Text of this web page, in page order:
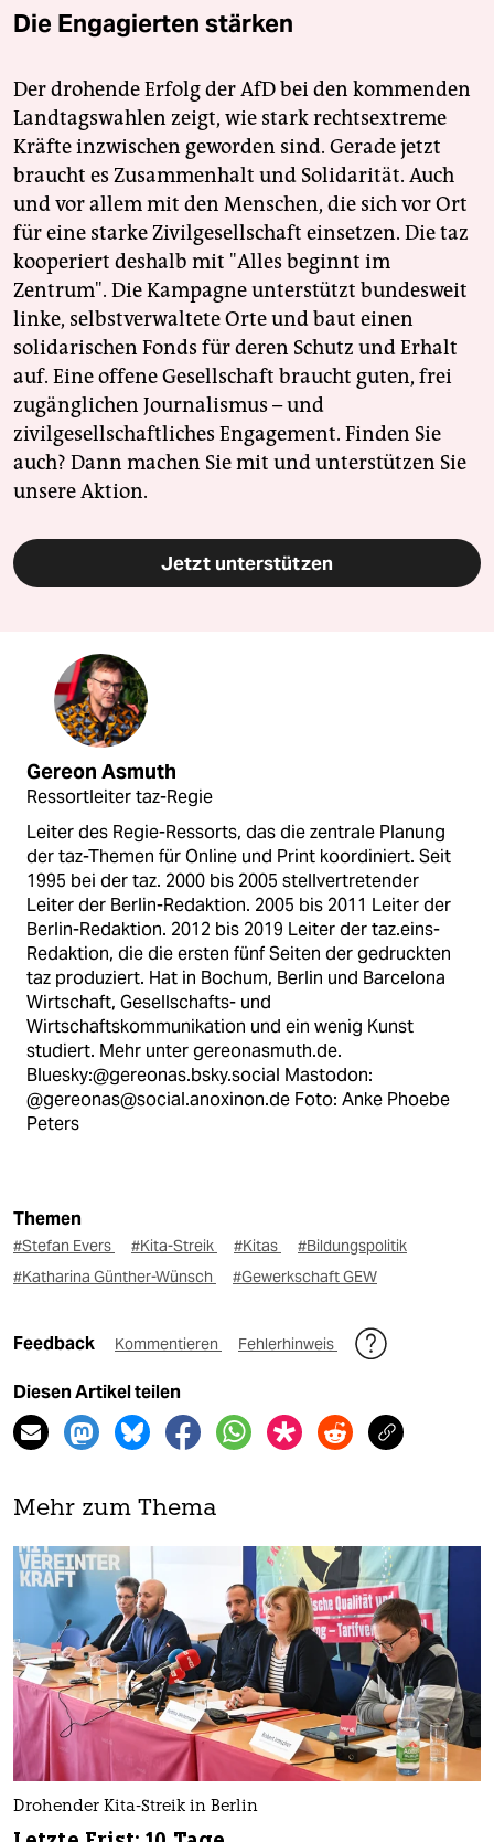
Die Engagierten stärken
Der drohende Erfolg der AfD bei den kommenden
Landtagswahlen zeigt, wie stark rechtsextreme
Kräfte inzwischen geworden sind. Gerade jetzt
braucht es Zusammenhalt und Solidarität. Auch
und vor allem mit den Menschen, die sich vor Ort
für eine starke Zivilgesellschaft einsetzen. Die taz
kooperiert deshalb mit "Alles beginnt im
Zentrum". Die Kampagne unterstützt bundesweit
linke, selbstverwaltete Orte und baut einen
solidarischen Fonds für deren Schutz und Erhalt
auf. Eine offene Gesellschaft braucht guten, frei
zugänglichen Journalismus – und
zivilgesellschaftliches Engagement. Finden Sie
auch? Dann machen Sie mit und unterstützen Sie
unsere Aktion.
Jetzt unterstützen
Gereon Asmuth
Ressortleiter taz-Regie
Leiter des Regie-Ressorts, das die zentrale Planung
der taz-Themen für Online und Print koordiniert. Seit
1995 bei der taz. 2000 bis 2005 stellvertretender
Leiter der Berlin-Redaktion. 2005 bis 2011 Leiter der
Berlin-Redaktion. 2012 bis 2019 Leiter der taz.eins-
Redaktion, die die ersten fünf Seiten der gedruckten
taz produziert. Hat in Bochum, Berlin und Barcelona
Wirtschaft, Gesellschafts- und
Wirtschaftskommunikation und ein wenig Kunst
studiert. Mehr unter gereonasmuth.de.
Bluesky:@gereonas.bsky.social Mastodon:
@gereonas@social.anoxinon.de Foto: Anke Phoebe
Peters
Themen
#Stefan Evers #Kita-Streik #Kitas
#Bildungspolitik
#Katharina Günther-Wünsch
#Gewerkschaft GEW
Feedback Kommentieren Fehlerhinweis
Diesen Artikel teilen
Mehr zum Thema
Drohender Kita-Streik in Berlin